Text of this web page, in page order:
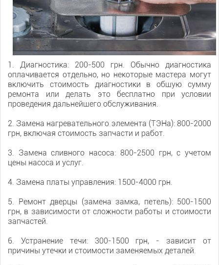
1. Диагностика: 200-500 грн. Обычно диагностика
оплачивается отдельно, но некоторые мастера могут
включить стоимость диагностики в общую сумму
ремонта или делать это бесплатно при условии
проведения дальнейшего обслуживания.
2. Замена нагревательного элемента (ТЭНа): 800-2000
грн, включая стоимость запчасти и работ.
3. Замена сливного насоса: 800-2500 грн, с учетом
цены насоса и услуг.
4. Замена платы управления: 1500-4000 грн.
5. Ремонт дверцы (замена замка, петель): 500-1500
грн, в зависимости от сложности работы и стоимости
запчастей.
6. Устранение течи: 300-1500 грн, - зависит от
причины утечки и стоимости заменяемых деталей.